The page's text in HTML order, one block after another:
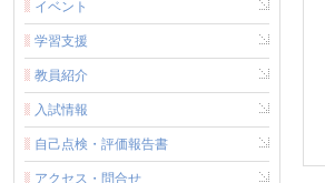
イベント
学習支援
教員紹介
入試情報
自己点検・評価報告書
アクセス・問合せ